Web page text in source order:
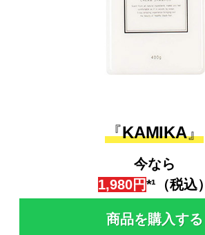
『KAMIKA』
今なら
1,980円*¹（税込）
商品を購入する